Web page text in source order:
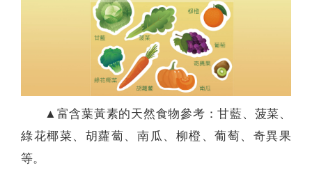
▲富含葉黃素的天然食物參考：甘藍、菠菜、
綠花椰菜、胡蘿蔔、南瓜、柳橙、葡萄、奇異果
等。